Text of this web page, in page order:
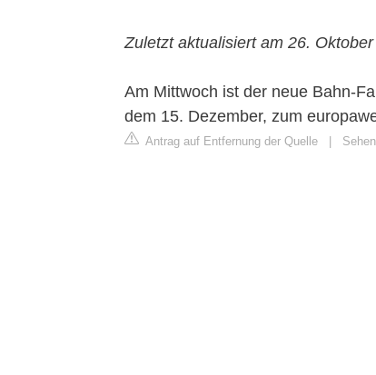
Zuletzt aktualisiert am 26.
Am Mittwoch ist der neue Bahn-
dem 15. Dezember, zum
Antrag auf Entfernung der Quelle